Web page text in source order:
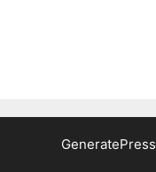
GeneratePress